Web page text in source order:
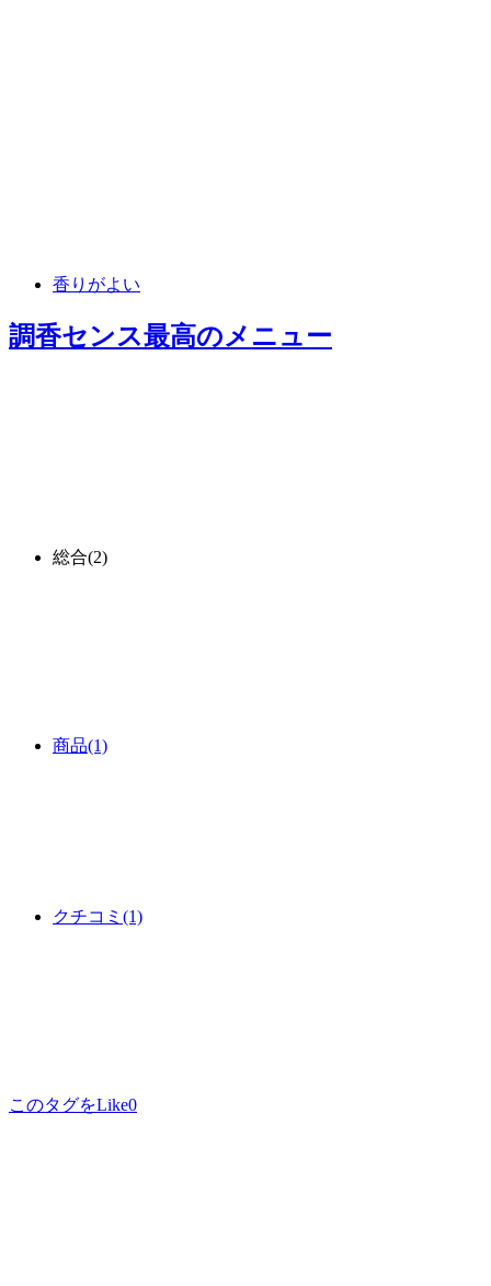
香りがよい
調香センス最高のメニュー
総合(2)
商品(1)
クチコミ (1)
このタグをLike0